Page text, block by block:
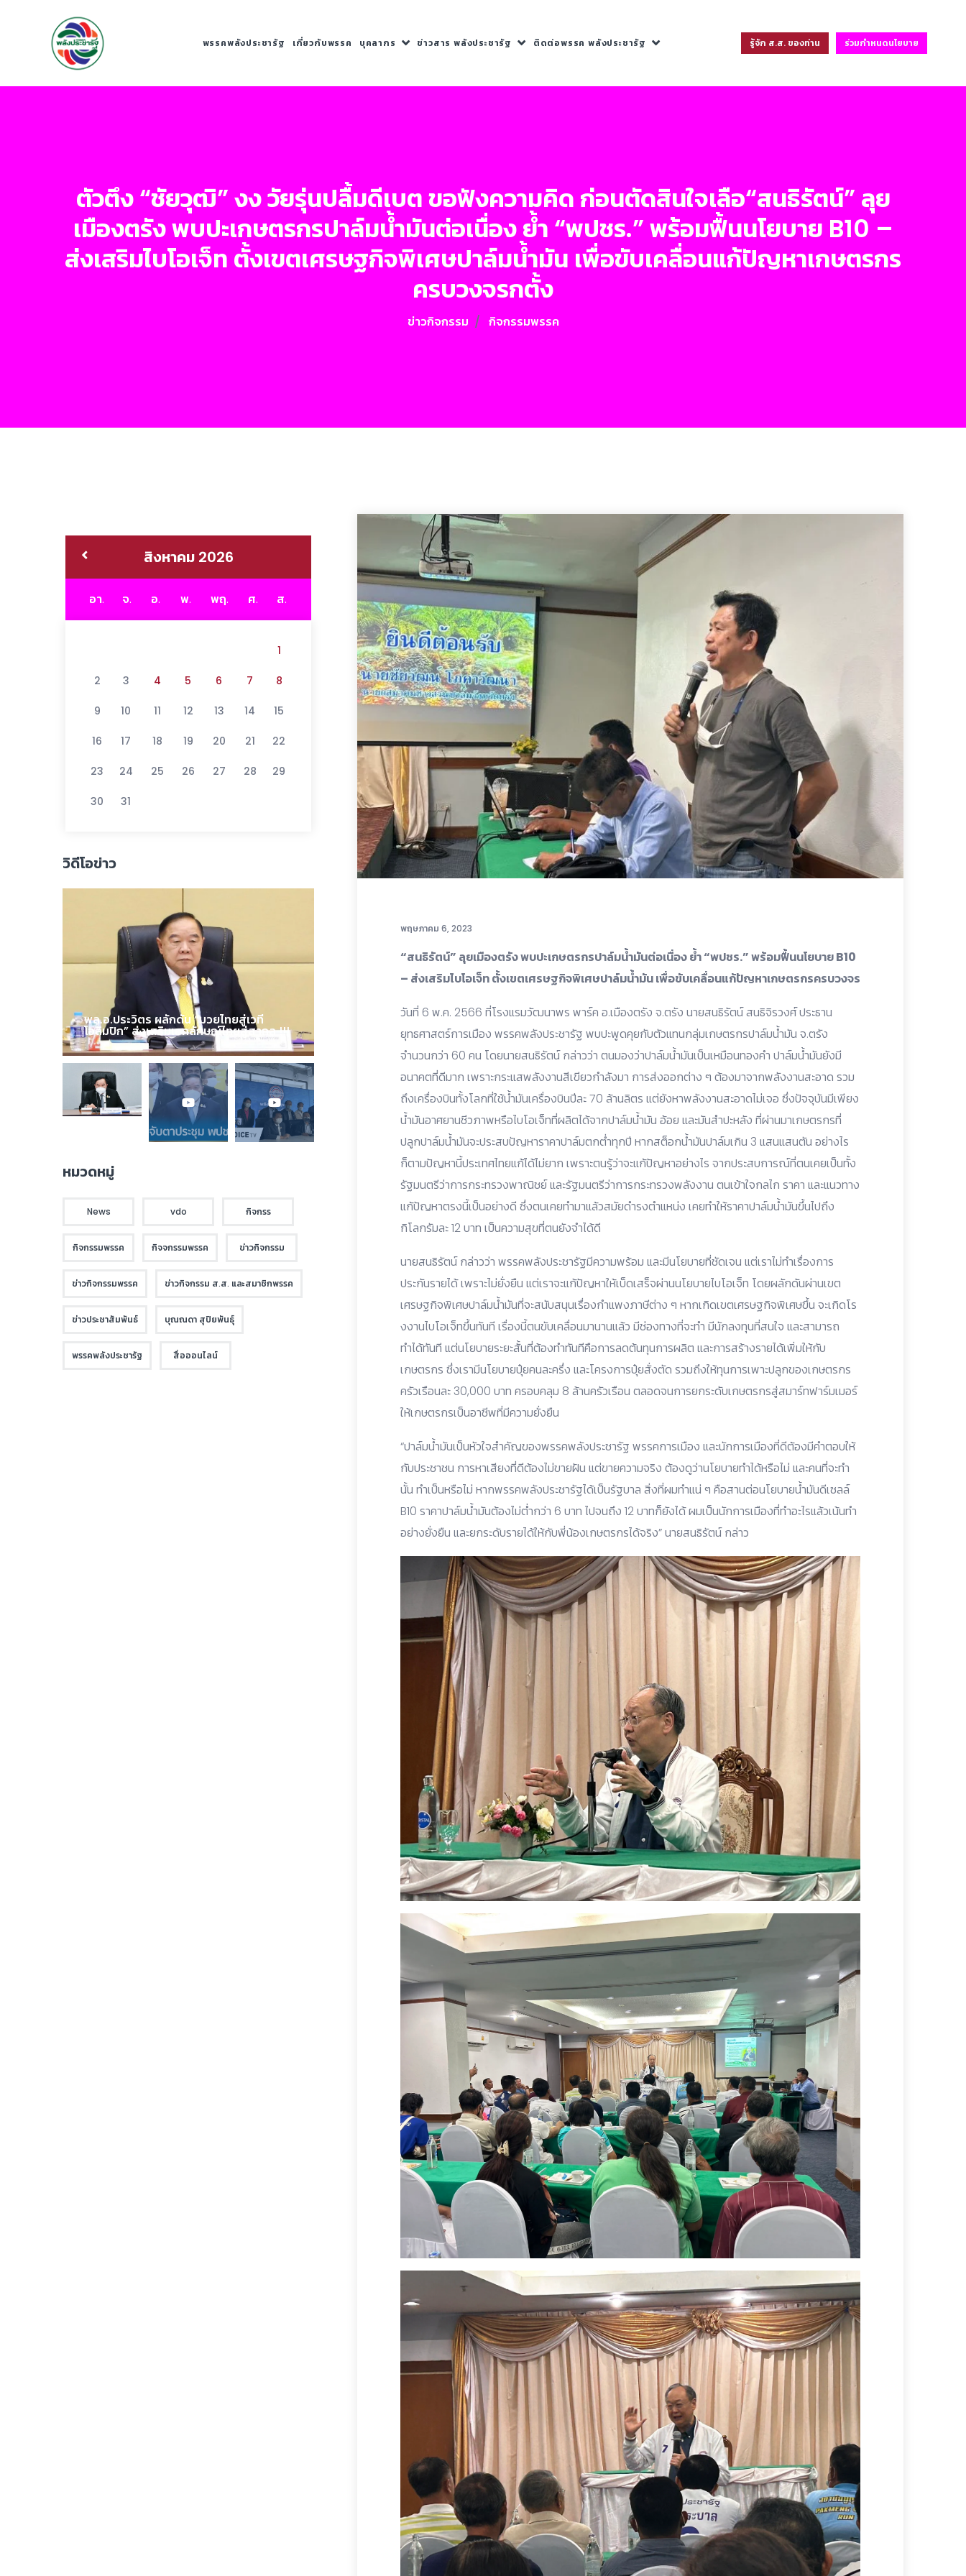
พรรคพลังประชารัฐ เกี่ยวกับพรรค บุคลากร ข่าวสาร พลังประชารัฐ ติดต่อพรรค พลังประชารัฐ รู้จัก ส.ส. ของท่าน ร่วมกำหนดนโยบาย
ตัวตึง “ชัยวุฒิ” งง วัยรุ่นปลื้มดีเบต ขอฟังความคิด ก่อนตัดสินใจเลือ“สนธิรัตน์” ลุย
เมืองตรัง พบปะเกษตรกรปาล์มน้ำมันต่อเนื่อง ย้ำ “พปชร.” พร้อมฟื้นนโยบาย B10 –
ส่งเสริมไบโอเจ็ท ตั้งเขตเศรษฐกิจพิเศษปาล์มน้ำมัน เพื่อขับเคลื่อนแก้ปัญหาเกษตรกร
ครบวงจรกตั้ง
ข่าวกิจกรรม กิจกรรมพรรค
พฤษภาคม 6, 2023
“สนธิรัตน์” ลุยเมืองตรัง พบปะเกษตรกรปาล์มน้ำมันต่อเนื่อง ย้ำ “พปชร.” พร้อมฟื้นนโยบาย B10
– ส่งเสริมไบโอเจ็ท ตั้งเขตเศรษฐกิจพิเศษปาล์มน้ำมัน เพื่อขับเคลื่อนแก้ปัญหาเกษตรกรครบวงจร
วันที่ 6 พ.ค. 2566 ที่โรงแรมวัฒนาพร พาร์ค อ.เมืองตรัง จ.ตรัง นายสนธิรัตน์ สนธิจิรวงศ์ ประธาน
ยุทธศาสตร์การเมือง พรรคพลังประชารัฐ พบปะพูดคุยกับตัวแทนกลุ่มเกษตรกรปาล์มน้ำมัน จ.ตรัง
จำนวนกว่า 60 คน โดยนายสนธิรัตน์ กล่าวว่า ตนมองว่าปาล์มน้ำมันเป็นเหมือนทองคำ ปาล์มน้ำมันยังมี
อนาคตที่ดีมาก เพราะกระแสพลังงานสีเขียวกำลังมา การส่งออกต่าง ๆ ต้องมาจากพลังงานสะอาด รวม
ถึงเครื่องบินทั้งโลกที่ใช้น้ำมันเครื่องบินปีละ 70 ล้านลิตร แต่ยังหาพลังงานสะอาดไม่เจอ ซึ่งปัจจุบันมีเพียง
น้ำมันอาศยานชีวภาพหรือไบโอเจ็ทที่ผลิตได้จากปาล์มน้ำมัน อ้อย และมันสำปะหลัง ที่ผ่านมาเกษตรกรที่
ปลูกปาล์มน้ำมันจะประสบปัญหาราคาปาล์มตกต่ำทุกปี หากสต็อกน้ำมันปาล์มเกิน 3 แสนแสนตัน อย่างไร
ก็ตามปัญหานี้ประเทศไทยแก้ได้ไม่ยาก เพราะตนรู้ว่าจะแก้ปัญหาอย่างไร จากประสบการณ์ที่ตนเคยเป็นทั้ง
รัฐมนตรีว่าการกระทรวงพาณิชย์ และรัฐมนตรีว่าการกระทรวงพลังงาน ตนเข้าใจกลไก ราคา และแนวทาง
แก้ปัญหาตรงนี้เป็นอย่างดี ซึ่งตนเคยทำมาแล้วสมัยดำรงตำแหน่ง เคยทำให้ราคาปาล์มน้ำมันขึ้นไปถึง
กิโลกรัมละ 12 บาท เป็นความสุขที่ตนยังจำได้ดี
นายสนธิรัตน์ กล่าวว่า พรรคพลังประชารัฐมีความพร้อม และมีนโยบายที่ชัดเจน แต่เราไม่ทำเรื่องการ
ประกันรายได้ เพราะไม่ยั่งยืน แต่เราจะแก้ปัญหาให้เบ็ดเสร็จผ่านนโยบายไบโอเจ็ท โดยผลักดันผ่านเขต
เศรษฐกิจพิเศษปาล์มน้ำมันที่จะสนับสนุนเรื่องกำแพงภาษีต่าง ๆ หากเกิดเขตเศรษฐกิจพิเศษขึ้น จะเกิดโร
งงานไบโอเจ็ทขึ้นทันที เรื่องนี้ตนขับเคลื่อนมานานแล้ว มีช่องทางที่จะทำ มีนักลงทุนที่สนใจ และสามารถ
ทำได้ทันที แต่นโยบายระยะสั้นที่ต้องทำทันทีคือการลดต้นทุนการผลิต และการสร้างรายได้เพิ่มให้กับ
เกษตรกร ซึ่งเรามีนโยบายปุ๋ยคนละครึ่ง และโครงการปุ๋ยสั่งตัด รวมถึงให้ทุนการเพาะปลูกของเกษตรกร
ครัวเรือนละ 30,000 บาท ครอบคลุม 8 ล้านครัวเรือน ตลอดจนการยกระดับเกษตรกรสู่สมาร์ทฟาร์มเมอร์
ให้เกษตรกรเป็นอาชีพที่มีความยั่งยืน
“ปาล์มน้ำมันเป็นหัวใจสำคัญของพรรคพลังประชารัฐ พรรคการเมือง และนักการเมืองที่ดีต้องมีคำตอบให้
กับประชาชน การหาเสียงที่ดีต้องไม่ขายฝัน แต่ขายความจริง ต้องดูว่านโยบายทำได้หรือไม่ และคนที่จะทำ
นั้น ทำเป็นหรือไม่ หากพรรคพลังประชารัฐได้เป็นรัฐบาล สิ่งที่ผมทำแน่ ๆ คือสานต่อนโยบายน้ำมันดีเซลล์
B10 ราคาปาล์มน้ำมันต้องไม่ต่ำกว่า 6 บาท ไปจนถึง 12 บาทก็ยังได้ ผมเป็นนักการเมืองที่ทำอะไรแล้วเน้นทำ
อย่างยั่งยืน และยกระดับรายได้ให้กับพี่น้องเกษตรกรได้จริง” นายสนธิรัตน์ กล่าว
สิงหาคม 2026
อา. จ. อ. พ. พฤ. ศ. ส.
1
2 3 4 5 6 7 8
9 10 11 12 13 14 15
16 17 18 19 20 21 22
23 24 25 26 27 28 29
30 31
วิดีโอข่าว
พล.อ.ประวิตร ผลักดัน “มวยไทยสู่เวที
โอลิมปิก” ส่งเสริมเอกลักษณ์ไทยสู่สากล !!!
หมวดหมู่
News vdo กิจกรร
กิจกรรมพรรค กิจจกรรมพรรค ข่าวกิจกรรม
ข่าวกิจกรรมพรรค ข่าวกิจกรรม ส.ส. และสมาชิกพรรค
ข่าวประชาสัมพันธ์ บุณณดา สุปิยพันธุ์
พรรคพลังประชารัฐ สื่อออนไลน์